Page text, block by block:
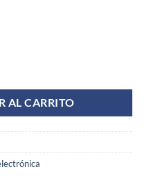
AL CARRITO